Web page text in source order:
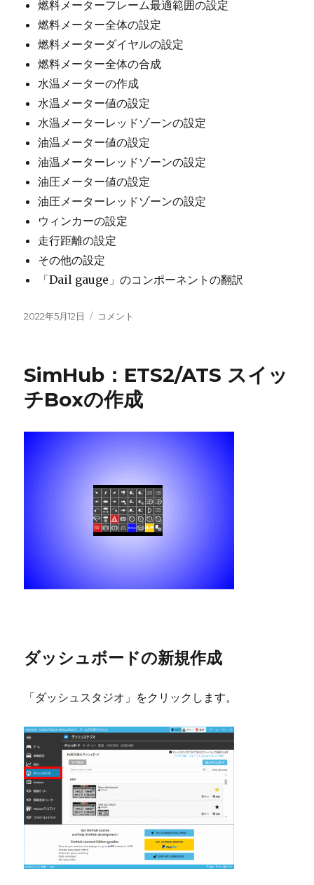
燃料メーターフレーム最適範囲の設定
燃料メーター全体の設定
燃料メーターダイヤルの設定
燃料メーター全体の合成
水温メーターの作成
水温メーター値の設定
水温メーターレッドゾーンの設定
油温メーター値の設定
油温メーターレッドゾーンの設定
油圧メーター値の設定
油圧メーターレッドゾーンの設定
ウィンカーの設定
走行距離の設定
その他の設定
「Dail gauge」のコンポーネントの翻訳
投
2022年5月12日
SimHub（シ
を
っ
ゲ
ム
し
み
ま
せ
コメント
SimHub：ETS2/ATS スイッ
チBoxの作成
ダッシュボードの新規作成
「ダッシュスタジオ」をクリックします。